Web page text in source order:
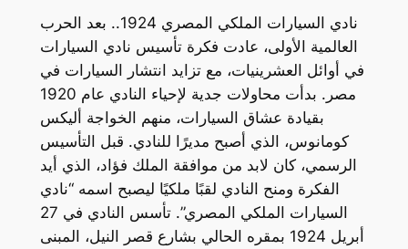
نادي السيارات الملكي المصري 1924.. بعد الحرب
العالمية الأولى، عادت فكرة تأسيس نادي السيارات
في أوائل العشرينيات، مع تزايد انتشار السيارات في
مصر. بدأت محاولات جدية لإحياء النادي عام 1920
بقيادة عشاق السيارات، منهم الخواجة أليكس
كومانوس، الذي أصبح مديرًا للنادي. قبل التأسيس
الرسمي، كان لابد من موافقة الملك فؤاد، الذي أيد
الفكرة ومنح النادي لقبًا ملكيًا ليصبح اسمه “نادي
السيارات الملكي المصري”. تأسس النادي في 27
أبريل 1924 بمقره الحالي بشارع قصر النيل، المبنى